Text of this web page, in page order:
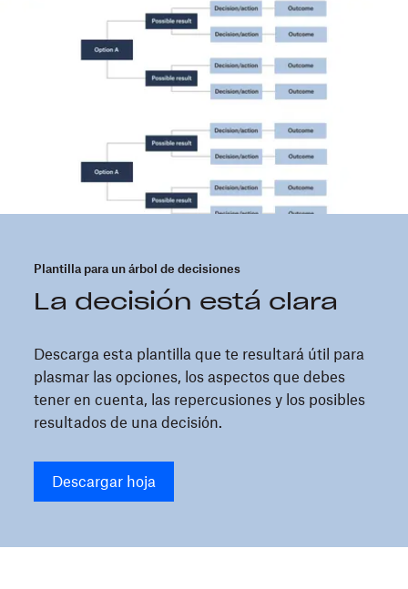
Plantilla para un árbol de decisiones
La decisión está clara
Descarga esta plantilla que te resultará útil para
plasmar las opciones, los aspectos que debes
tener en cuenta, las repercusiones y los posibles
resultados de una decisión.
Descargar hoja